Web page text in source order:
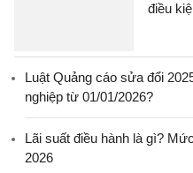
điều
Luật Quảng cáo sửa đổi
nghiệp từ 01/01/2026?
Lãi suất điều hành là gì?
2026